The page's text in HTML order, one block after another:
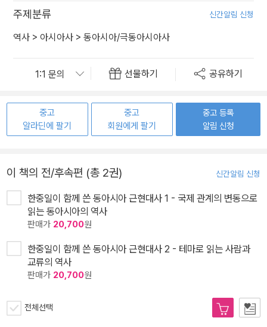
주제분류 신간알림 신청
역사 > 아시아사 > 동아시아/극동아시아사
선물하기 공유하기
중고
알라딘에 팔기
중고
회원에게 팔기
중고 등록
알림 신청
이 책의 전/후속편 (총 2권) 신간알림 신청
한중일이 함께 쓴 동아시아 근현대사 1 - 국제 관계의 변동으로
읽는 동아시아의 역사
판매가 20,700원
한중일이 함께 쓴 동아시아 근현대사 2 - 테마로 읽는 사람과
교류의 역사
판매가 20,700원
전체선택